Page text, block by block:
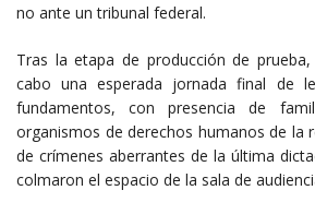
no ante un tribunal federal.
Tras la etapa de producción de
cabo una esperada jornada final de
fundamentos, con presencia de
organismos de derechos humanos de la
de crímenes aberrantes de la última
colmaron el espacio de la sala de